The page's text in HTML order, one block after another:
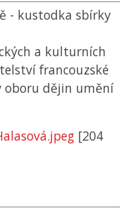
- kustodka sbírky
a kulturních
francouzské
dějin umění
[204